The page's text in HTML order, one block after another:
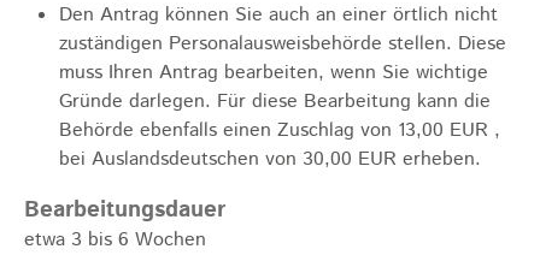
Den Antrag können Sie auch an einer örtlich nicht
zuständigen Personalausweisbehörde stellen. Diese
muss Ihren Antrag bearbeiten, wenn Sie wichtige
Gründe darlegen. Für diese Bearbeitung kann die
Behörde ebenfalls einen Zuschlag von 13,00 EUR ,
bei Auslandsdeutschen von 30,00 EUR erheben.
Bearbeitungsdauer
etwa 3 bis 6 Wochen